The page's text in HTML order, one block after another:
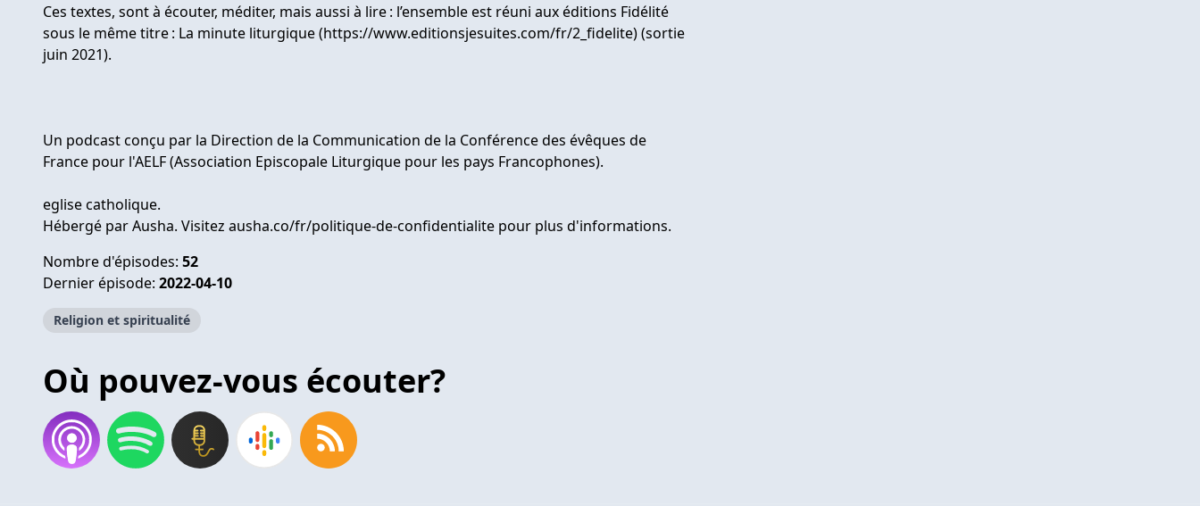
Ces textes, sont à écouter, méditer, mais aussi à lire : l’ensemble est réuni aux éditions Fidélité
sous le même titre : La minute liturgique (https://www.editionsjesuites.com/fr/2_fidelite) (sortie
juin 2021).
Un podcast conçu par la Direction de la Communication de la Conférence des évêques de
France pour l'AELF (Association Episcopale Liturgique pour les pays Francophones).
eglise catholique.
Hébergé par Ausha. Visitez ausha.co/fr/politique-de-confidentialite pour plus d'informations.
Nombre d'épisodes: 52
Dernier épisode: 2022-04-10
Religion et spiritualité
Où pouvez-vous écouter?